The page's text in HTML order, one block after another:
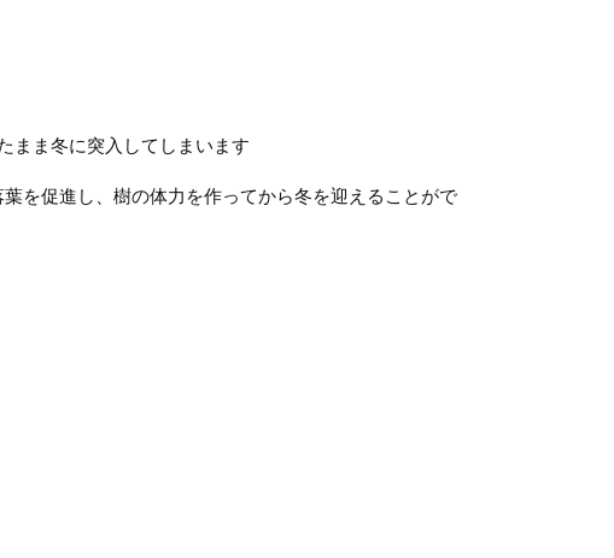
まま冬に突入してしまいます
を促進し、樹の体力を作ってから冬を迎えることがで